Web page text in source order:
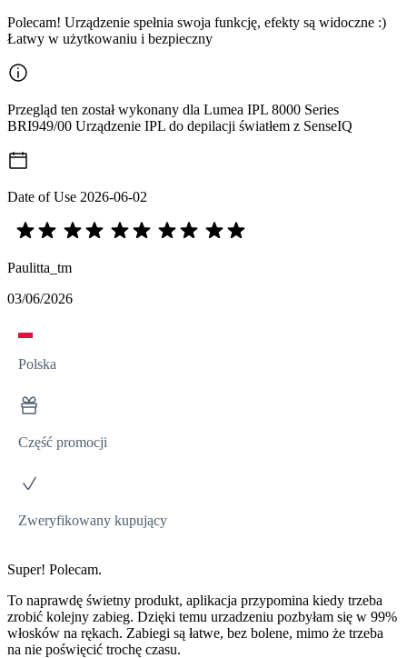
Polecam! Urządzenie spełnia swoja funkcję, efekty są widoczne :)
Łatwy w użytkowaniu i bezpieczny
Przegląd ten został wykonany dla Lumea IPL 8000 Series
BRI949/00 Urządzenie IPL do depilacji światłem z SenseIQ
Date of Use 2026-06-02
Paulitta_tm
03/06/2026
Polska
Część promocji
Zweryfikowany kupujący
Super! Polecam.
To naprawdę świetny produkt, aplikacja przypomina kiedy trzeba
zrobić kolejny zabieg. Dzięki temu urzadzeniu pozbyłam się w 99%
włosków na rękach. Zabiegi są łatwe, bez bolene, mimo że trzeba
na nie poświęcić trochę czasu.